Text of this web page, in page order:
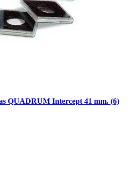
QUADRUM Intercept 41 mm. (6)